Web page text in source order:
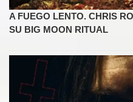
A FUEGO LENTO. CHRIS
SU BIG MOON RITUAL